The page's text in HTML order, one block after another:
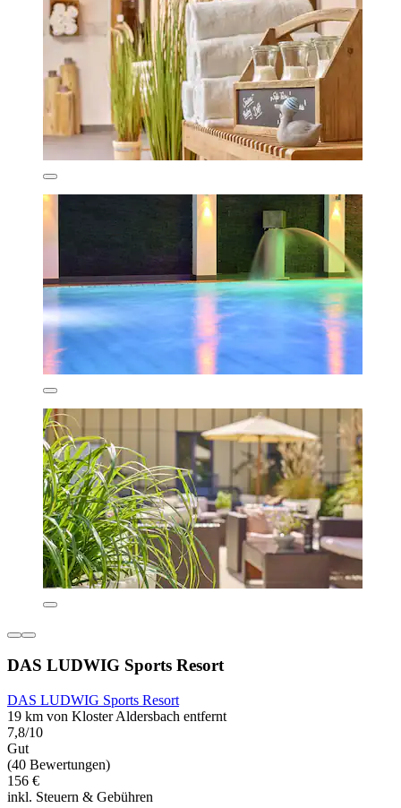
DAS LUDWIG Sports Resort
DAS LUDWIG Sports Resort
19 km von Kloster Aldersbach entfernt
7,8/10
Gut
(40 Bewertungen)
156 €
inkl. Steuern & Gebühren